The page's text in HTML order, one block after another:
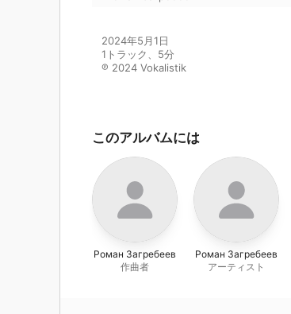
2024年5月1日
1トラック、5分
℗ 2024 Vokalistik
このアルバムには
Роман Загребеев
作曲者
Роман Загребеев
アーティスト